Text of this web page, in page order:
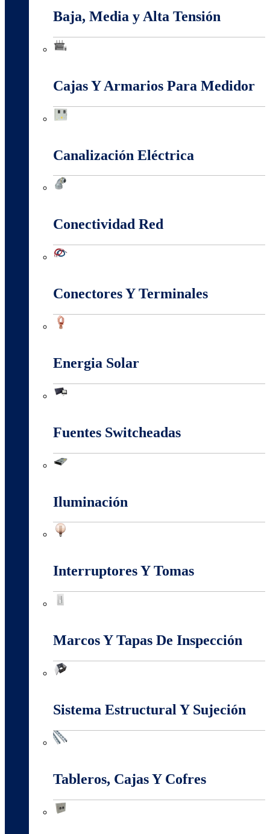
Baja, Media y Alta Tensión
Cajas Y Armarios Para Medidor
Canalización Eléctrica
Conectividad Red
Conectores Y Terminales
Energia Solar
Fuentes Switcheadas
Iluminación
Interruptores Y Tomas
Marcos Y Tapas De Inspección
Sistema Estructural Y Sujeción
Tableros, Cajas Y Cofres